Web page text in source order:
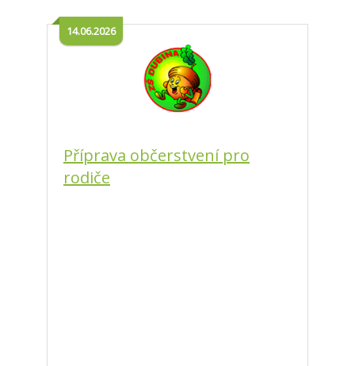
Příprava občerstvení pro
rodiče
14.06.2026